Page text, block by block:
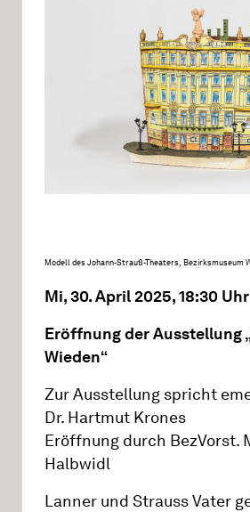
Modell des Johann-Strauß-Theaters, Bezirksmuseum
Mi, 30. April 2025, 18:30 Uhr
Eröffnung der Ausstellung
Wieden“
Zur Ausstellung spricht
Dr. Hartmut Krones
Eröffnung durch BezVorst.
Halbwidl
Lanner und Strauss Vater